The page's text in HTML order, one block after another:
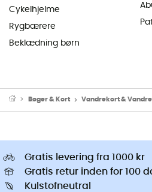
Cykelhjelme
Rygbærere
Beklædning børn
Bøger & Kort Vandrekort &
Gratis levering fra 1000 kr
Gratis retur inden for 100
Kulstofneutral